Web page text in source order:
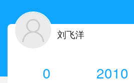
刘飞洋
0 2010